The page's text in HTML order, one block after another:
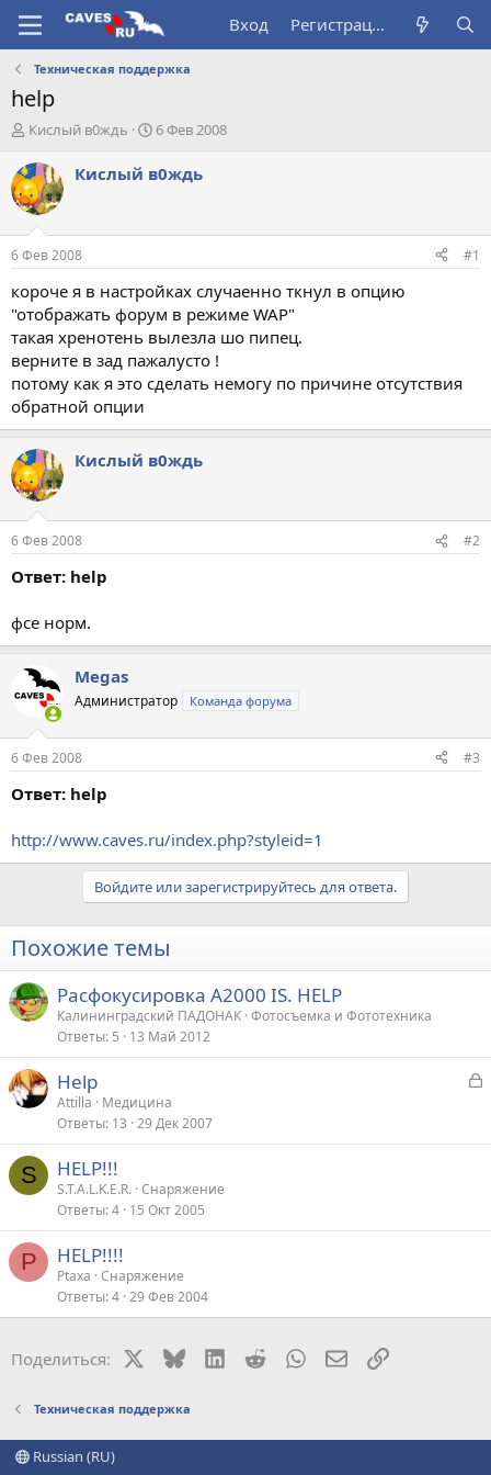
Вход Регистрация
Техническая поддержка
help
А
т
о
р
т
е
м
ы
Кислый в0ждь
Д
т
а
л
6 Фев 2008
Кислый в0ждь
6 Фев 2008 #1
короче я в настройках случаенно ткнул в опцию
"отображать форум в режиме WAP"
такая хренотень вылезла шо пипец.
верните в зад пажалусто !
потому как я это сделать немогу по причине отсутствия
обратной опции
Кислый в0ждь
6 Фев 2008 #2
Ответ: help
фсе норм.
Megas
Администратор Команда форума
6 Фев 2008 #3
Ответ: help
http://www.caves.ru/index.php?styleid=1
Войдите или зарегистрируйтесь для ответа.
Похожие темы
Расфокусировка A2000 IS. HELP
Калининградский ПАДОНАК Фотосъемка и Фототехника
Ответы 5 13 Май 2012
З
р
Help
Attilla
Медицина
Ответы 13 29 Дек 2007
S HELP!!!
S.T.A.L.K.E.R. Снаряжение
Ответы 4 15 Окт 2005
P HELP!!!!
Ptaxa Снаряжение
Ответы 4 29 Фев 2004
Поделиться: BlueskyLinkedIn
RedditWhatsAppЭлектронная
Ссылка
Техническая поддержка
Russian (RU)